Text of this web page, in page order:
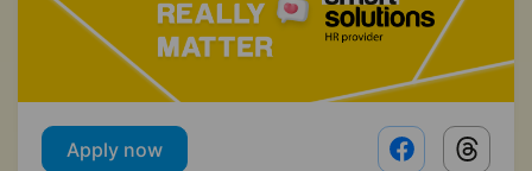
Apply now Facebook